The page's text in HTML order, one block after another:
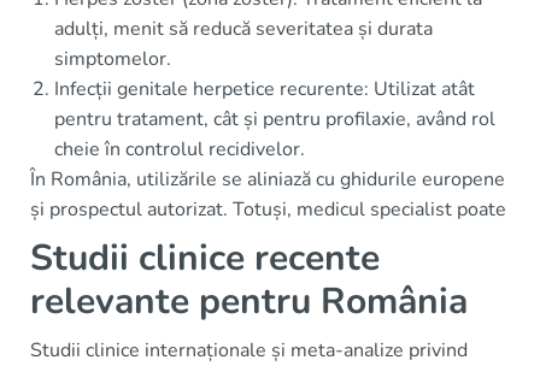
adulți, menit să reducă severitatea și durata
simptomelor.
Infecții genitale herpetice recurente: Utilizat atât
pentru tratament, cât și pentru profilaxie, având rol
cheie în controlul recidivelor.
În România, utilizările se aliniază cu ghidurile europene
și prospectul autorizat. Totuși, medicul specialist poate
Studii clinice recente
relevante pentru România
Studii clinice internaționale și meta-analize privind